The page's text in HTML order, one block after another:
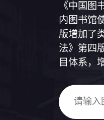
《中国
内图书馆
版增加了
法》第四
目体系，